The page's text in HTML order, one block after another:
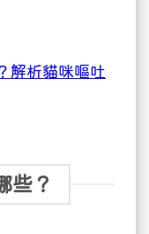
解析貓咪嘔吐
些？